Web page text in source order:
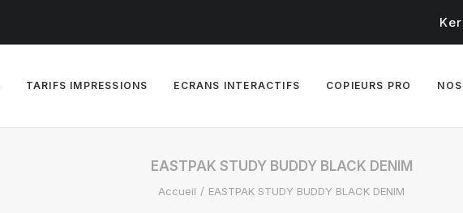
TARIFS IMPRESSIONS ECRANS INTERACTIFS COPIEURS PRO
EASTPAK STUDY BUDDY BLACK DENIM
Accueil EASTPAK STUDY BUDDY BLACK DENIM